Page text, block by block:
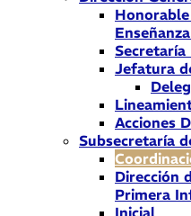
Secretaría
Jefatura
Acciones
Subsecretaría
Dirección
Primera
Inicial